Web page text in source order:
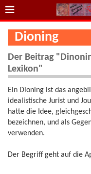
Dioning
Der Beitrag
Lexikon"
Ein Dioning ist das
idealistische Jurist und
hatte die Idee,
bezeichnen, und als
verwenden.
Der Begriff geht auf die